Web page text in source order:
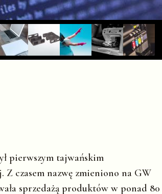
pierwszym tajwańskim
czasem nazwę zmieniono na GW
sprzedażą produktów w ponad 80